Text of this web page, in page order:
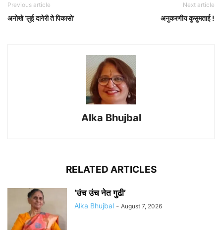
Previous article
अनोखे ‘लुई दागेरी ते पिकासो’
Next article
अनुकरणीय कुसुमताई !
Alka Bhujbal
RELATED ARTICLES
‘उंच उंच नेत गुढी’
Alka Bhujbal - August 7, 2026